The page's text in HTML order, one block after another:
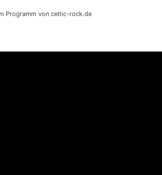
Programm von celtic-rock.de